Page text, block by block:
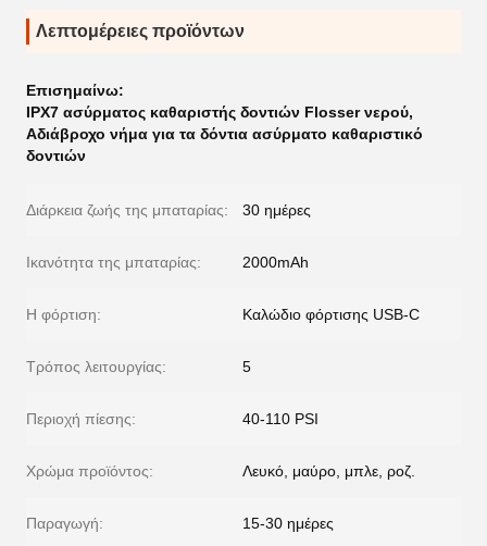
Λεπτομέρειες προϊόντων
Επισημαίνω:
IPX7 ασύρματος καθαριστής δοντιών Flosser νερού,
Αδιάβροχο νήμα για τα δόντια ασύρματο καθαριστικό
δοντιών
Διάρκεια ζωής της μπαταρίας: 30 ημέρες
Ικανότητα της μπαταρίας: 2000mAh
Η φόρτιση: Καλώδιο φόρτισης USB-C
Τρόπος λειτουργίας: 5
Περιοχή πίεσης: 40-110 PSI
Χρώμα προϊόντος: Λευκό, μαύρο, μπλε, ροζ.
Παραγωγή: 15-30 ημέρες